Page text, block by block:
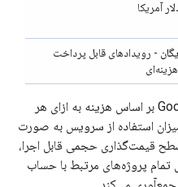
آمریکا
- رویدادهای قابل پرداخت
قیمت هر سرویس Google Maps Core بر اساس هزینه به ازای هر
استفاده از سرویس به صورت
قیمت‌گذاری حجمی قابل اجرا،
تمام پروژه‌های مرتبط با حساب